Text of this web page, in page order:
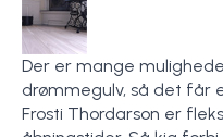
Der er mange
drømmegulv, så det får
Frosti Thordarson er